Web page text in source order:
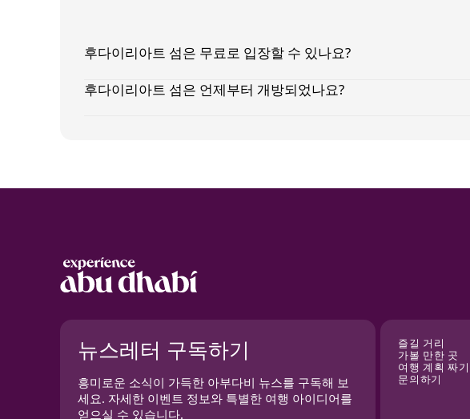
후다이리아트 섬은 무료로 입장할 수 있나요?
후다이리아트 섬은 언제부터 개방되었나요?
뉴스레터 구독하기
흥미로운 소식이 가득한 아부다비 뉴스를 구독해 보
세요. 자세한 이벤트 정보와 특별한 여행 아이디어를
얻으실 수 있습니다.
즐길 거리
가볼 만한 곳
여행 계획 짜기
문의하기